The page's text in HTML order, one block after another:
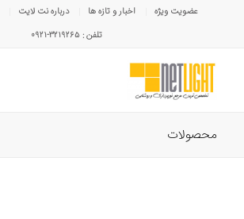
عضویت ویژه اخبار و تازه ها درباره نت لایت
تلفن : ۳۲۱۹۲۶۵-۰۹۲۱
محصولات